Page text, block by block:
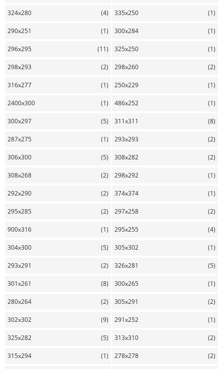
324x280 (4) 335x250 (1)
290x251 (1) 300x284 (1)
296x295 (11) 325x250 (1)
298x293 (2) 298x260 (2)
316x277 (1) 250x229 (1)
2400x300 (1) 486x252 (1)
300x297 (5) 311x311 (8)
287x275 (1) 293x293 (2)
306x300 (5) 308x282 (2)
308x268 (2) 298x292 (1)
292x290 (2) 374x374 (1)
295x285 (2) 297x258 (2)
900x316 (1) 295x255 (4)
304x300 (5) 305x302 (1)
293x291 (2) 326x281 (5)
301x261 (8) 300x265 (1)
280x264 (2) 305x291 (2)
302x302 (9) 291x252 (1)
325x282 (5) 313x310 (2)
315x294 (1) 278x278 (2)